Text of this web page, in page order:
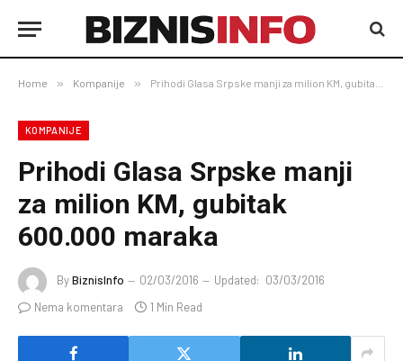
Home » Kompanije » Prihodi Glasa Srpske manji za milion KM, gubitak 600.000 maraka
KOMPANIJE
Prihodi Glasa Srpske manji
za milion KM, gubitak
600.000 maraka
ByBiznisInfo 02/03/2016 Updated: 03/03/2016
Nema komentara
1 Min Read